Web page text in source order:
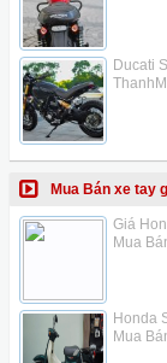
Ducati
Mua Bán xe tay
Giá
Mua
Honda
Mua